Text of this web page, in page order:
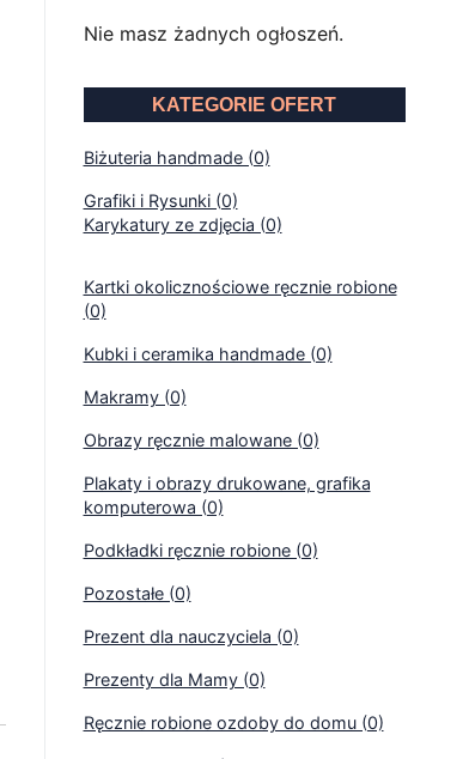
Nie masz żadnych ogłoszeń.
KATEGORIE OFERT
Biżuteria handmade (0)
Grafiki i Rysunki (0)
Karykatury ze zdjęcia (0)
Kartki okolicznościowe ręcznie robione
(0)
Kubki i ceramika handmade (0)
Makramy (0)
Obrazy ręcznie malowane (0)
Plakaty i obrazy drukowane, grafika
komputerowa (0)
Podkładki ręcznie robione (0)
Pozostałe (0)
Prezent dla nauczyciela (0)
Prezenty dla Mamy (0)
Ręcznie robione ozdoby do domu (0)